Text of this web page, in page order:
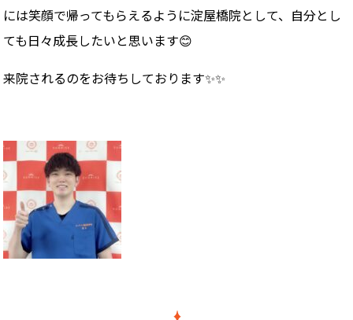
には笑顔で帰ってもらえるように淀屋橋院として、自分とし
ても日々成長したいと思います😊
来院されるのをお待ちしております✨✨